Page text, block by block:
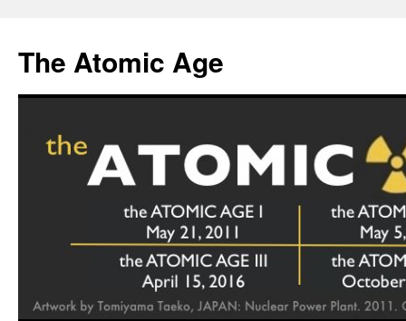
content
The Atomic Age